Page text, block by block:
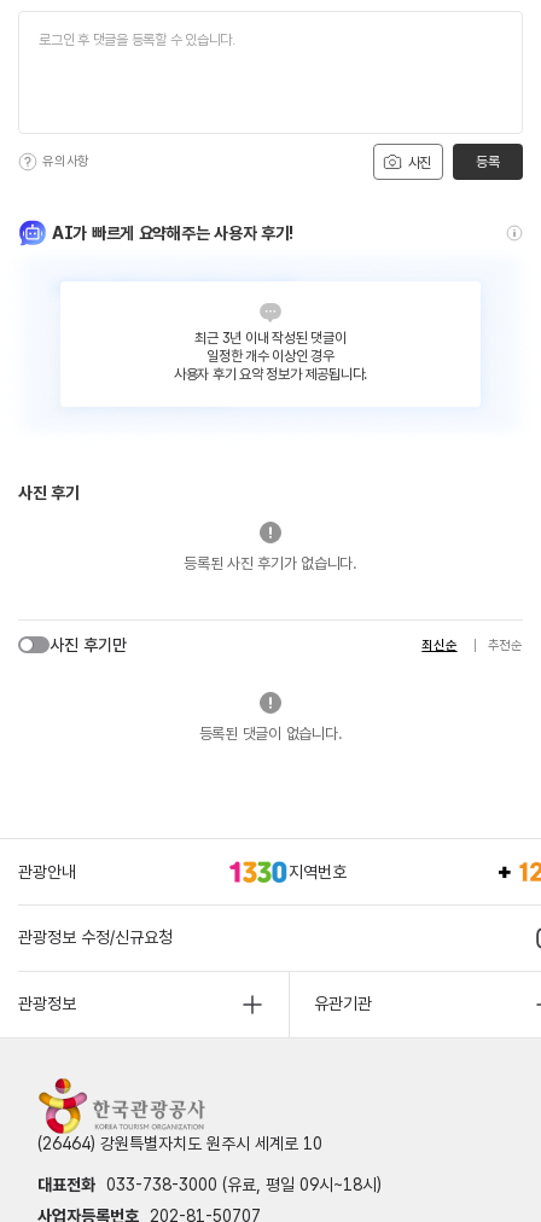
사진
유의사항 등록
AI가 빠르게 요약해주는 사용자 후기!
최근 3년 이내 작성된 댓글이
일정한 개수 이상인 경우
사용자 후기 요약 정보가 제공됩니다.
사진 후기
등록된 사진 후기가 없습니다.
사진 후기만 최신순 추천순
등록된 댓글이 없습니다.
관광안내 지역번호
관광정보 수정/신규요청
관광정보 유관기관
(26464) 강원특별자치도 원주시 세계로 10
대표전화 033-738-3000 (유료, 평일 09시~18시)
사업자등록번호
202-81-50707